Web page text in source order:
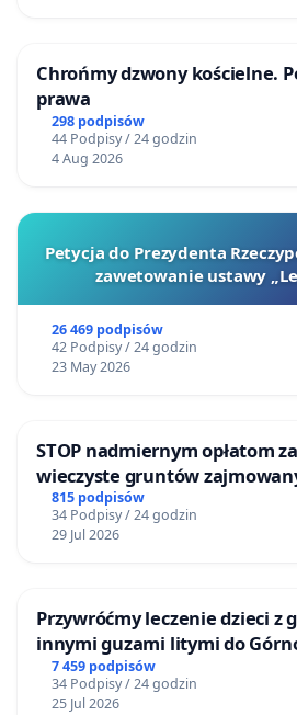
Chrońmy dzwony kościelne.
prawa
298 podpisów
44 Podpisy / 24 godzin
4 Aug 2026
Petycja do Prezydenta
zawetowanie ustawy
26 469 podpisów
42 Podpisy / 24 godzin
23 May 2026
STOP nadmiernym opłatom
wieczyste gruntów
ogrody działkowe.
815 podpisów
34 Podpisy / 24 godzin
29 Jul 2026
Przywróćmy leczenie dzieci z
innymi guzami litymi do
Centrum Zdrowia Dziecka w
7 459 podpisów
34 Podpisy / 24 godzin
25 Jul 2026